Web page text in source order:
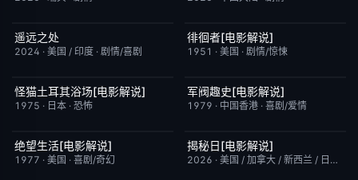
昨日更新
遥远之处
2024 · 美国 / 印度 · 剧情/喜剧
已完结
徘徊者[电影解说]
1951 · 美国 · 剧情/惊悚
已完结
怪猫土耳其浴场[电影解说]
1975 · 日本 · 恐怖
已完结
军阀趣史[电影解说]
1979 · 中国香港 · 喜剧/爱情
已完结
绝望生活[电影解说]
1977 · 美国 · 喜剧/奇幻
已完结
揭秘日[电影解说]
2026 · 美国 / 加拿大 / 新西兰 / 日本